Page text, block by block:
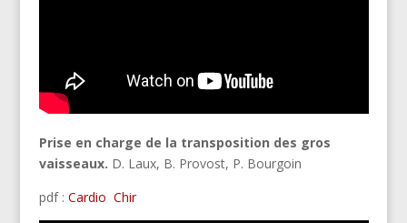
Prise en charge de la transposition des gros
vaisseaux. D. Laux, B. Provost, P. Bourgoin
pdf : Cardio Chir